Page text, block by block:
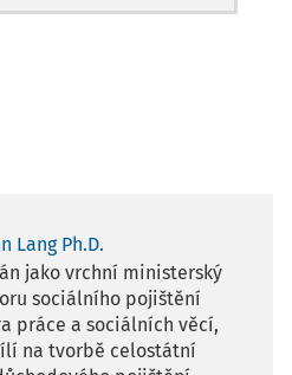
Lang Ph.D.
jako vrchní ministerský
sociálního pojištění
práce a sociálních věcí,
na tvorbě celostátní